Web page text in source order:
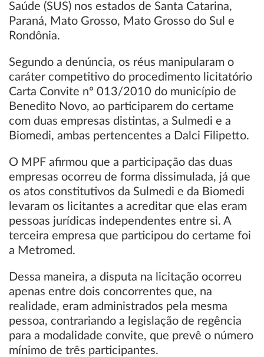
Saúde (SUS) nos estados de Santa Catarina,
Paraná, Mato Grosso, Mato Grosso do Sul e
Rondônia.
Segundo a denúncia, os réus manipularam o
caráter competitivo do procedimento licitatório
Carta Convite nº 013/2010 do município de
Benedito Novo, ao participarem do certame
com duas empresas distintas, a Sulmedi e a
Biomedi, ambas pertencentes a Dalci Filipetto.
O MPF afirmou que a participação das duas
empresas ocorreu de forma dissimulada, já que
os atos constitutivos da Sulmedi e da Biomedi
levaram os licitantes a acreditar que elas eram
pessoas jurídicas independentes entre si. A
terceira empresa que participou do certame foi
a Metromed.
Dessa maneira, a disputa na licitação ocorreu
apenas entre dois concorrentes que, na
realidade, eram administrados pela mesma
pessoa, contrariando a legislação de regência
para a modalidade convite, que prevê o número
mínimo de três participantes.